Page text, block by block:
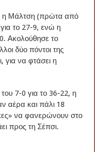
η Μάλτση (πρώτα από
το 27-9, ενώ η
Ακολούθησε το
δύο πόντοι της
για να φτάσει η
7-0 για το 36-22, η
αέρα και πάλι 18
να φανερώνουν στο
προς τη Σέπσι.